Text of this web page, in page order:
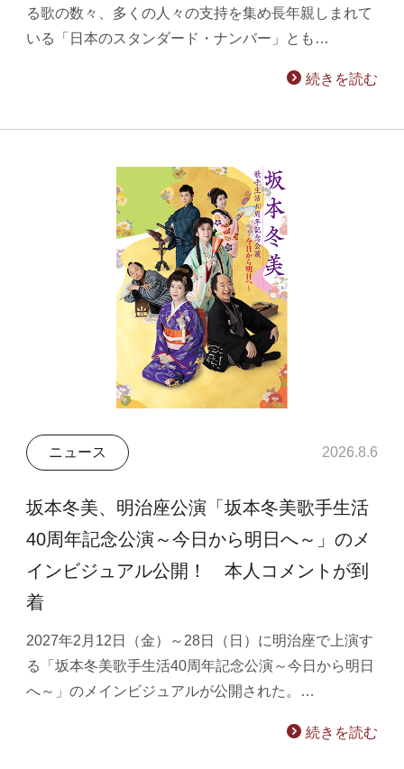
る歌の数々、多くの人々の支持を集め長年親しまれて
いる「日本のスタンダード・ナンバー」とも…
続きを読む
ニュース 2026.8.6
坂本冬美、明治座公演「坂本冬美歌手生活
40周年記念公演～今日から明日へ～」のメ
インビジュアル公開！ 本人コメントが到
着
2027年2月12日（金）～28日（日）に明治座で上演す
る「坂本冬美歌手生活40周年記念公演～今日から明日
へ～」のメインビジュアルが公開された。…
続きを読む